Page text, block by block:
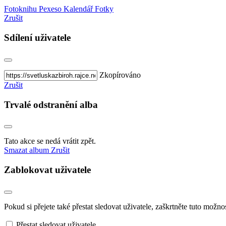
Fotoknihu Pexeso KalendářFotky
Zrušit
Sdílení uživatele
Zkopírováno
Zrušit
Trvalé odstranění alba
Tato akce se nedá vrátit zpět.
Smazat album Zrušit
Zablokovat uživatele
Pokud si přejete také přestat sledovat uživatele, zaškrtněte tuto